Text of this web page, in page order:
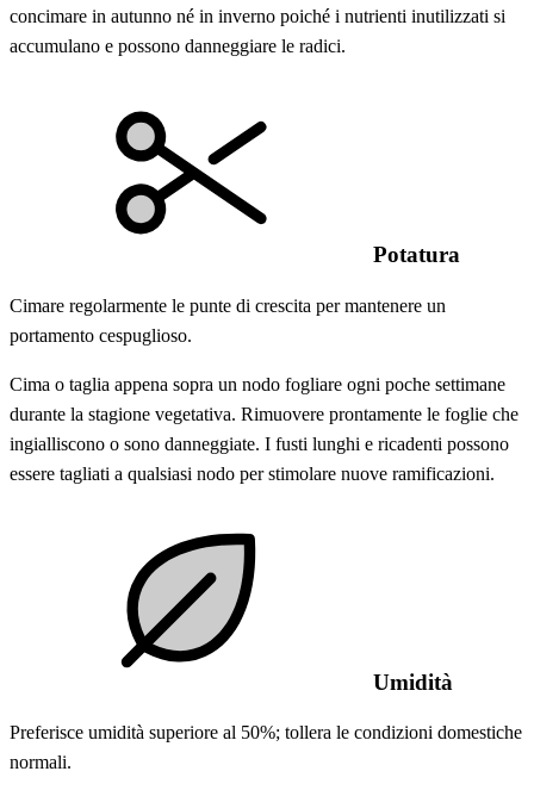
concimare in autunno né in inverno poiché i nutrienti inutilizzati si
accumulano e possono danneggiare le radici.
Potatura
Cimare regolarmente le punte di crescita per mantenere un
portamento cespuglioso.
Cima o taglia appena sopra un nodo fogliare ogni poche settimane
durante la stagione vegetativa. Rimuovere prontamente le foglie che
ingialliscono o sono danneggiate. I fusti lunghi e ricadenti possono
essere tagliati a qualsiasi nodo per stimolare nuove ramificazioni.
Umidità
Preferisce umidità superiore al 50%; tollera le condizioni domestiche
normali.